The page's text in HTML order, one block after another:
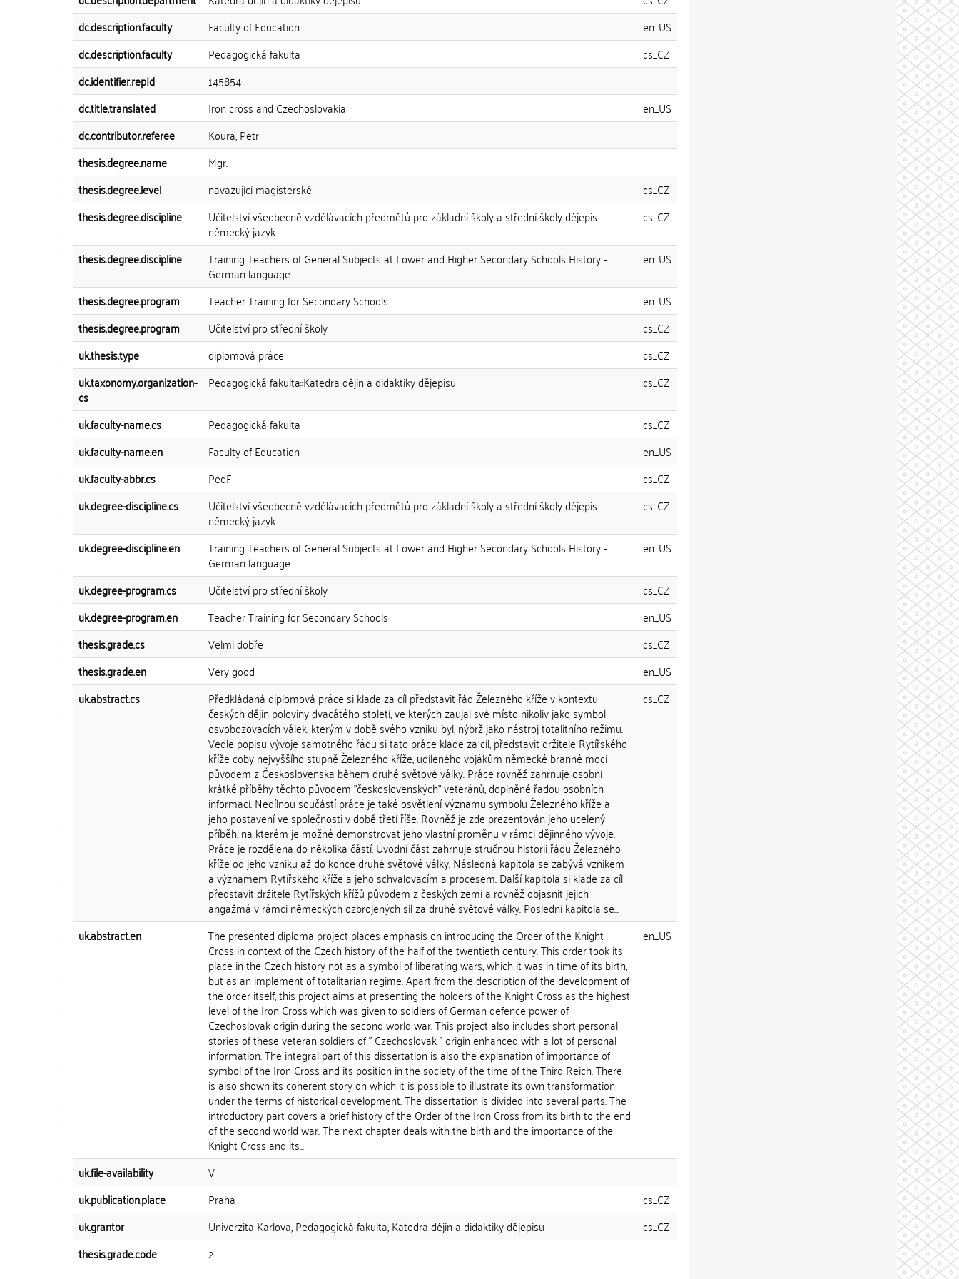
dc.description.faculty
Faculty of Education
en_US
dc.description.faculty
Pedagogická fakulta
cs_CZ
dc.identifier.repId
145854
dc.title.translated
Iron cross and Czechoslovakia
en_US
dc.contributor.referee
Koura, Petr
thesis.degree.name
Mgr.
thesis.degree.level
navazující magisterské
cs_CZ
thesis.degree.discipline
Učitelství všeobecně vzdělávacích předmětů pro základní školy a střední školy dějepis -
německý jazyk
cs_CZ
thesis.degree.discipline Training Teachers of General Subjects at Lower and Higher Secondary Schools History -
German language
en_US
thesis.degree.program Teacher Training for Secondary Schools
en_US
thesis.degree.program
Učitelství pro střední školy
cs_CZ
uk.thesis.type
diplomová práce
cs_CZ
uk.taxonomy.organization-
cs
Pedagogická fakulta::Katedra dějin a didaktiky dějepisu cs_CZ
uk.faculty-name.cs Pedagogická fakulta
cs_CZ
uk.faculty-name.en
Faculty of Education
en_US
uk.faculty-abbr.cs
PedF
cs_CZ
uk.degree-discipline.cs
Učitelství všeobecně vzdělávacích předmětů pro základní školy a střední školy dějepis -
německý jazyk
cs_CZ
uk.degree-discipline.en Training Teachers of General Subjects at Lower and Higher Secondary Schools History -
German language
en_US
uk.degree-program.cs Učitelství pro střední školy
cs_CZ
uk.degree-program.en
Teacher Training for Secondary Schools
en_US
thesis.grade.cs
Velmi dobře
cs_CZ
thesis.grade.en
Very good
en_US
uk.abstract.cs
Předkládaná diplomová práce si klade za cíl představit řád Železného kříže v kontextu
českých dějin poloviny dvacátého století, ve kterých zaujal své místo nikoliv jako symbol
osvobozovacích válek, kterým v době svého vzniku byl, nýbrž jako nástroj totalitního režimu.
Vedle popisu vývoje samotného řádu si tato práce klade za cíl, představit držitele Rytířského
kříže coby nejvyššího stupně Železného kříže, udíleného vojákům německé branné moci
původem z Československa během druhé světové války. Práce rovněž zahrnuje osobní
krátké příběhy těchto původem "československých" veteránů, doplněné řadou osobních
informací. Nedílnou součástí práce je také osvětlení významu symbolu Železného kříže a
jeho postavení ve společnosti v době třetí říše. Rovněž je zde prezentován jeho ucelený
příběh, na kterém je možné demonstrovat jeho vlastní proměnu v rámci dějinného vývoje.
Práce je rozdělena do několika částí. Úvodní část zahrnuje stručnou historii řádu Železného
kříže od jeho vzniku až do konce druhé světové války. Následná kapitola se zabývá vznikem
a významem Rytířského kříže a jeho schvalovacím a procesem. Další kapitola si klade za cíl
představit držitele Rytířských křížů původem z českých zemí a rovněž objasnit jejich
angažmá v rámci německých ozbrojených sil za druhé světové války. Poslední kapitola se...
cs_CZ
uk.abstract.en The presented diploma project places emphasis on introducing the Order of the Knight
Cross in context of the Czech history of the half of the twentieth century. This order took its
place in the Czech history not as a symbol of liberating wars, which it was in time of its birth,
but as an implement of totalitarian regime. Apart from the description of the development of
the order itself, this project aims at presenting the holders of the Knight Cross as the highest
level of the Iron Cross which was given to soldiers of German defence power of
Czechoslovak origin during the second world war. This project also includes short personal
stories of these veteran soldiers of " Czechoslovak " origin enhanced with a lot of personal
information. The integral part of this dissertation is also the explanation of importance of
symbol of the Iron Cross and its position in the society of the time of the Third Reich. There
is also shown its coherent story on which it is possible to illustrate its own transformation
under the terms of historical development. The dissertation is divided into several parts. The
introductory part covers a brief history of the Order of the Iron Cross from its birth to the end
of the second world war. The next chapter deals with the birth and the importance of the
Knight Cross and its...
en_US
uk.file-availability
V
uk.publication.place
Praha
cs_CZ
uk.grantor
Univerzita Karlova, Pedagogická fakulta, Katedra dějin a didaktiky dějepisu
cs_CZ
thesis.grade.code
2